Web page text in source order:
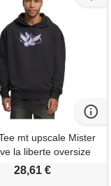
mt upscale Mister
la liberte oversize
felpa con cappuccio
acid black, l
28,61 €